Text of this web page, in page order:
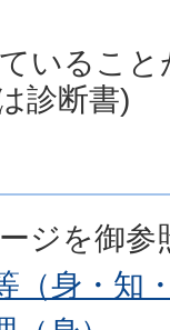
いること
診断書)
ジを御参
（身・知